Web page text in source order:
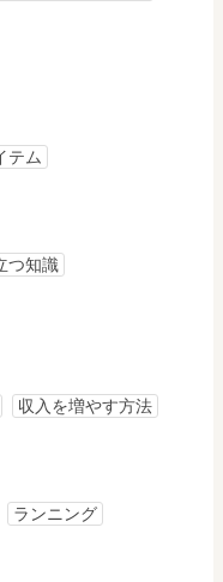
テム
つ知識
収入を増やす方法
ランニング